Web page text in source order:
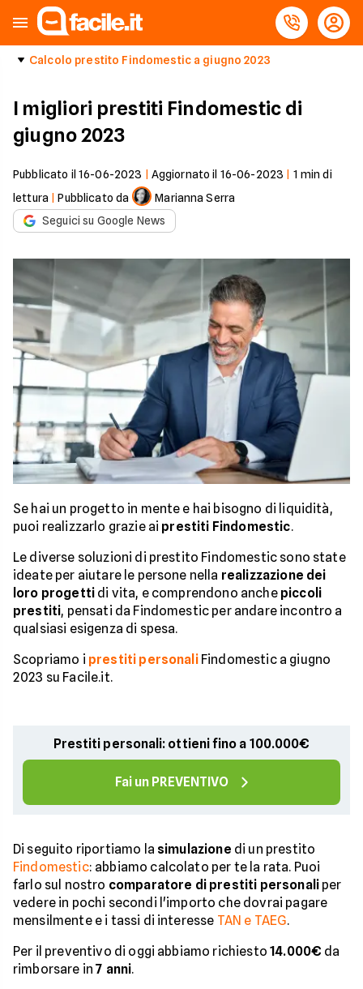
Calcolo prestito Findomestic a giugno 2023
I migliori prestiti Findomestic di
giugno 2023
Pubblicato il 16-06-2023 Aggiornato il 16-06-2023 1 min di
lettura |Pubblicato da
Marianna Serra
Seguici su Google News
Se hai un progetto in mente e hai bisogno di liquidità,
puoi realizzarlo grazie ai prestiti Findomestic.
Le diverse soluzioni di prestito Findomestic sono state
ideate per aiutare le persone nella realizzazione dei
loro progetti di vita, e comprendono anche piccoli
prestiti, pensati da Findomestic per andare incontro a
qualsiasi esigenza di spesa.
Scopriamo i prestiti personaliFindomestic a giugno
2023 su Facile.it.
Prestiti personali: ottieni fino a 100.000€
Fai un PREVENTIVO
Di seguito riportiamo la simulazione di un prestito
Findomestic: abbiamo calcolato per te la rata. Puoi
farlo sul nostro comparatore di prestiti personali per
vedere in pochi secondi l'importo che dovrai pagare
mensilmente e i tassi di interesse TAN e TAEG.
Per il preventivo di oggi abbiamo richiesto14.000€ da
rimborsare in7 anni.